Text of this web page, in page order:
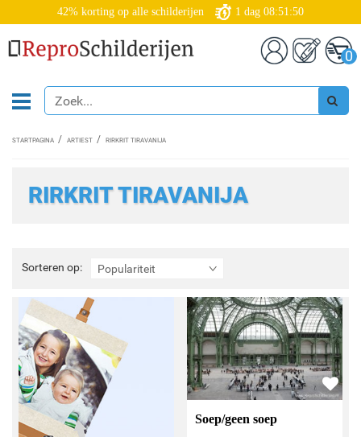
42% korting op alle schilderijen 1 dag 08:51:49
0
STARTPAGINA ARTIEST RIRKRIT TIRAVANIJA
RIRKRIT TIRAVANIJA
Sorteren op: Populariteit
Sorteren
op:
Soep/geen soep